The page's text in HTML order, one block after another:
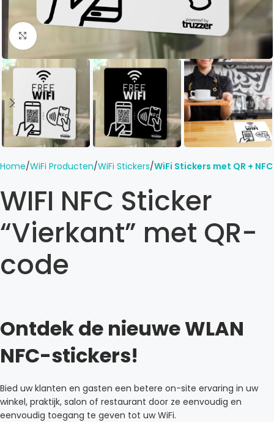
Click to enlarge
Home WiFi Producten WiFi Stickers WiFi Stickers met QR + NFC
WIFI NFC Sticker
“Vierkant” met QR-
code
Ontdek de nieuwe WLAN
NFC-stickers!
Bied uw klanten en gasten een betere on-site ervaring in uw
winkel, praktijk, salon of restaurant door ze eenvoudig en
eenvoudig toegang te geven tot uw WiFi.